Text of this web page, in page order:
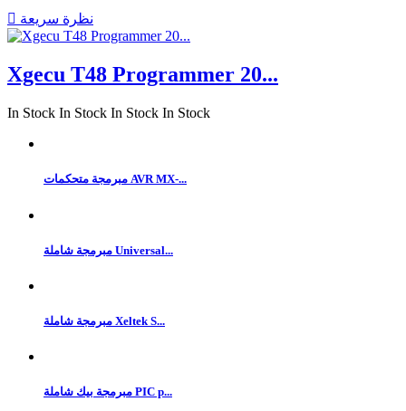
 نظرة سريعة
Xgecu T48 Programmer 20...
In Stock In Stock In Stock In Stock
مبرمجة متحكمات AVR MX-...
مبرمجة شاملة Universal...
مبرمجة شاملة Xeltek S...
مبرمجة بيك شاملة PIC p...